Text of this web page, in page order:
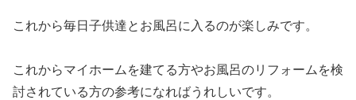
これから毎日子供達とお風呂に入るのが楽しみです。
これからマイホームを建てる方やお風呂のリフォームを検
討されている方の参考になればうれしいです。